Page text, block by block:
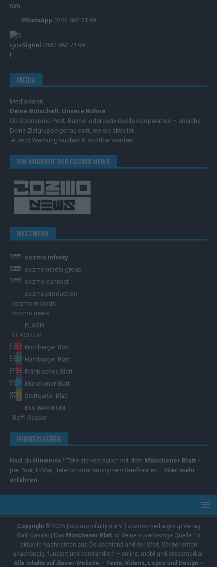
WhatsApp:0162 862 71 99
Signal:0162 862 71 99
MEDIA
Mediadaten
Deine Botschaft. Unsere Bühne.
Ob Sponsored Post, Banner oder individuelle Kooperation – erreiche
Deine Zielgruppe genau dort, wo sie aktiv ist.
➔ Jetzt Werbung buchen & sichtbar werden!
EIN ANGEBOT DER COZMO NEWS
NETZWERK
cozmo infinity
cozmo media group
cozmo connect
cozmo production
cozmo records
cozmo news
FLASH
FLASH UP
Nürnberger Blatt
Hamburger Blatt
Fränkisches Blatt
Münchener Blatt
Stuttgarter Blatt
KULINARIKUM.
Raffi Gasser
HINWEISGEBER
Hast du Hinweise? Teile sie vertraulich mit dem Münchener Blatt –
per Post, E-Mail, Telefon oder anonymem Briefkasten – Hier mehr
erfahren
Copyright© 2025 | cozmo infinity n.e.V. | cozmo media group Verlag
Raffi Gasser | Das Münchener Blattist deine zuverlässige Quelle für
aktuelle Nachrichten aus Deutschland und der Welt. Wir berichten
unabhängig, fundiert und verständlich – online, mobil und crossmedial.
Alle Inhalte auf dieser Website – Texte, Videos, Logos und Design –